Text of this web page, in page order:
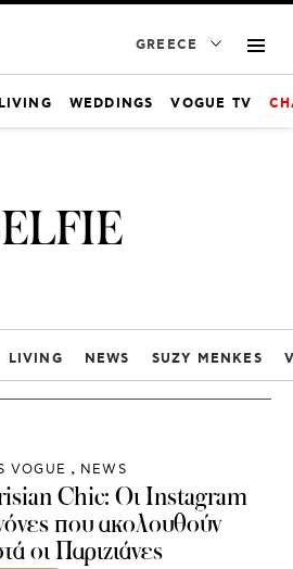
GREECE
LIVING WEDDINGS VOGUE TV
LIVING NEWS SUZY MENKES
VOGUE NEWS
Chic: Οι Instagram
που ακολουθούν
οι Παριζιάνες